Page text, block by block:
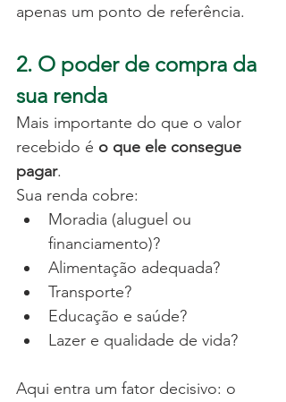
apenas um ponto de referência.
2. O poder de compra da
sua renda
Mais importante do que o valor
recebido é o que ele consegue
pagar.
Sua renda cobre:
Moradia (aluguel ou
financiamento)?
Alimentação adequada?
Transporte?
Educação e saúde?
Lazer e qualidade de vida?
Aqui entra um fator decisivo: o